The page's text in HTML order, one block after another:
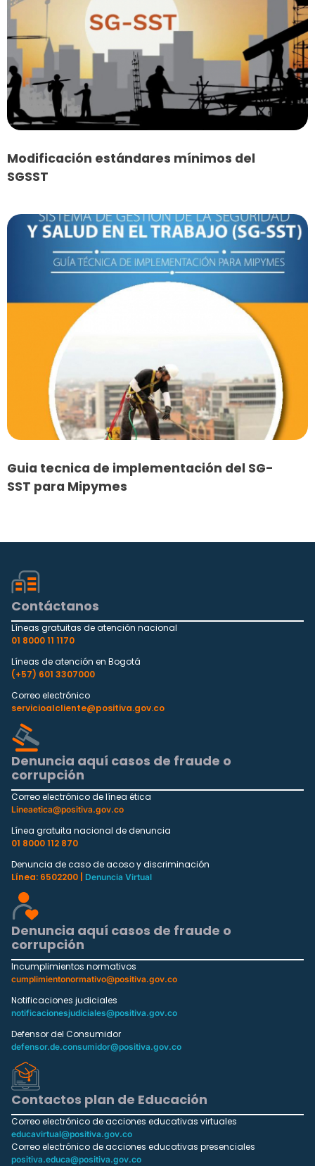
Modificación estándares mínimos del
SGSST
Guia tecnica de implementación del SG-
SST para Mipymes
Contáctanos
Líneas gratuitas de atención nacional
01 8000 11 1170
Líneas de atención en Bogotá
(+57) 601 3307000
Correo electrónico
servicioalcliente@positiva.gov.co
Denuncia aquí casos de fraude o
corrupción
Correo electrónico de línea ética
Lineaetica@positiva.gov.co
Línea gratuita nacional de denuncia
01 8000 112 870
Denuncia de caso de acoso y discriminación
Línea: 6502200 |
Denuncia Virtual
Denuncia aquí casos de fraude o
corrupción
Incumplimientos normativos
cumplimientonormativo@positiva.gov.co
Notificaciones judiciales
notificacionesjudiciales@positiva.gov.co
Defensor del Consumidor
defensor.de.consumidor@positiva.gov.co
Contactos plan de Educación
Correo electrónico de acciones educativas virtuales
educavirtual@positiva.gov.co
Correo electrónico de acciones educativas presenciales
positiva.educa@positiva.gov.co